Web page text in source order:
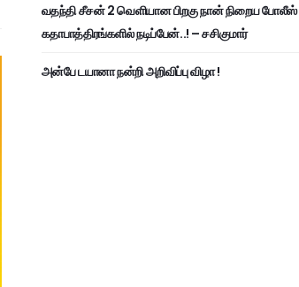
வதந்தி சீசன் 2 வெளியான பிறகு நான் நிறைய போலீஸ்
கதாபாத்திரங்களில் நடிப்பேன்..! – சசிகுமார்
அன்பே டயானா நன்றி அறிவிப்பு விழா !